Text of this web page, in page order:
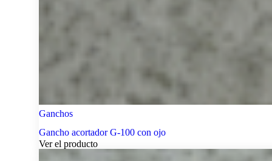
Ganchos
Gancho acortador G-100 con ojo
Ver el producto